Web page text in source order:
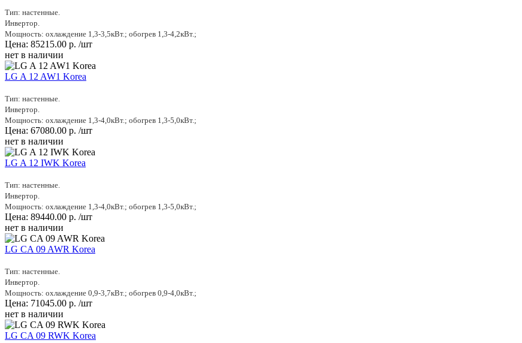
Тип: настенные.
Инвертор.
Мощность: охлаждение 1,3-3,5кВт.; обогрев 1,3-4,2кВт.;
Цена: 85215.00 р. /шт
нет в наличии
LG A 12 AW1 Korea
Тип: настенные.
Инвертор.
Мощность: охлаждение 1,3-4,0кВт.; обогрев 1,3-5,0кВт.;
Цена: 67080.00 р. /шт
нет в наличии
LG A 12 IWK Korea
Тип: настенные.
Инвертор.
Мощность: охлаждение 1,3-4,0кВт.; обогрев 1,3-5,0кВт.;
Цена: 89440.00 р. /шт
нет в наличии
LG CA 09 AWR Korea
Тип: настенные.
Инвертор.
Мощность: охлаждение 0,9-3,7кВт.; обогрев 0,9-4,0кВт.;
Цена: 71045.00 р. /шт
нет в наличии
LG CA 09 RWK Korea